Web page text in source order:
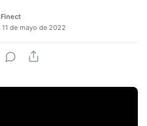
Finect
11 de mayo de 2022